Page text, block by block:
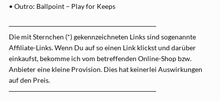
• Outro: Ballpoint – Play for Keeps
──────────────────────────────
Die mit Sternchen (*) gekennzeichneten Links sind sogenannte
Affiliate-Links. Wenn Du auf so einen Link klickst und darüber
einkaufst, bekomme ich vom betreffenden Online-Shop bzw.
Anbieter eine kleine Provision. Dies hat keinerlei Auswirkungen
auf den Preis.
──────────────────────────────